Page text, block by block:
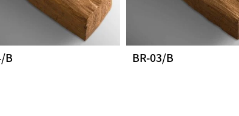
BR-03/B
B